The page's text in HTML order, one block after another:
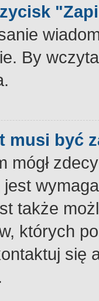
By
musi być
mógł
jest
także
których
się